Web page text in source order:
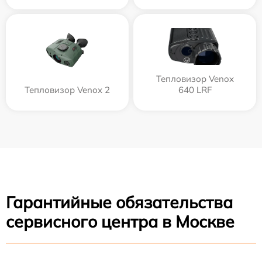
Тепловизор Venox 2
Тепловизор Venox
640 LRF
Гарантийные обязательства
сервисного центра в Москве